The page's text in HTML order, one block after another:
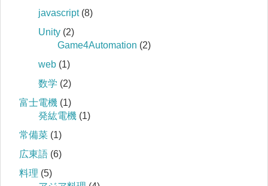
javascript(8)
Unity (2)
Game4Automation (2)
web (1)
数学 (2)
富士電機 (1)
発紘電機 (1)
常備菜 (1)
広東語 (6)
料理 (5)